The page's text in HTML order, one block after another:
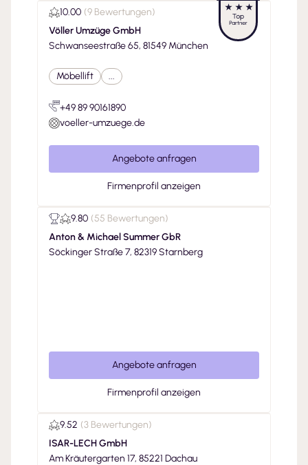
10.00 (9 Bewertungen)
Völler Umzüge GmbH
Schwanseestraße 65, 81549 München
Möbellift ...
+49 89 90161890
voeller-umzuege.de
Angebote anfragen
Firmenprofil anzeigen
9.80 (55 Bewertungen)
Anton & Michael Summer GbR
Söckinger Straße 7, 82319 Starnberg
Angebote anfragen
Firmenprofil anzeigen
9.52 (3 Bewertungen)
ISAR-LECH GmbH
Am Kräutergarten 17, 85221 Dachau